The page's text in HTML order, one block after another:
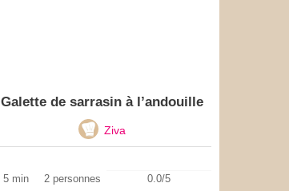
Galette de sarrasin à l’andouille
Ziva
5 min 2 personnes 0.0/5